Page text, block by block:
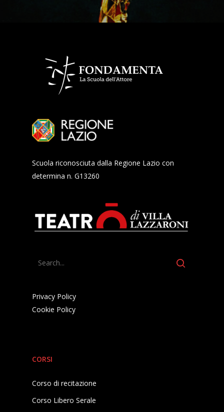
Scuola riconosciuta dalla Regione Lazio con
determina n. G13260
Privacy Policy
Cookie Policy
CORSI
Corso di recitazione
Corso Libero Serale